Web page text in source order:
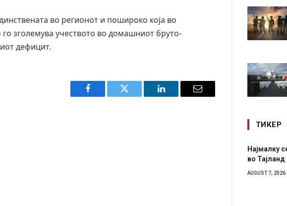
во регионот и пошироко која во
зголемува учеството во домашниот бруто-
дефицит.
Facebook Twitter LinkedIn Email
ТИКЕР
Најмалку седум мртви во нападот врз училиште